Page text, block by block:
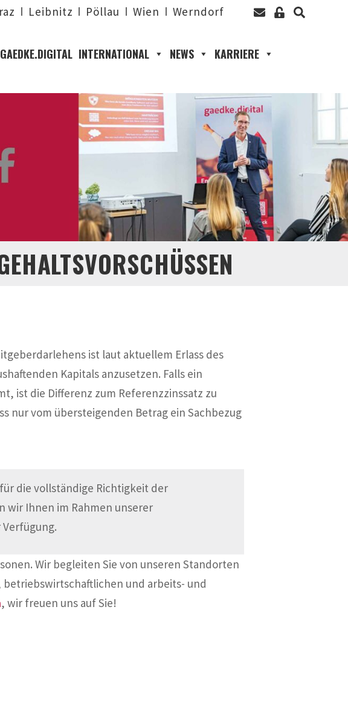
Leibnitz Pöllau Wien Werndorf
GAEDKE.DIGITAL INTERNATIONAL NEWS KARRIERE
ist laut aktuellem Erlass des
Kapitals anzusetzen. Falls ein
ist die Differenz zum Referenzzinssatz zu
nur vom übersteigenden Betrag ein Sachbezug
die vollständige Richtigkeit der
wir Ihnen im Rahmen unserer
Wir begleiten Sie von unseren Standorten
und arbeits- und
, wir freuen uns auf Sie!